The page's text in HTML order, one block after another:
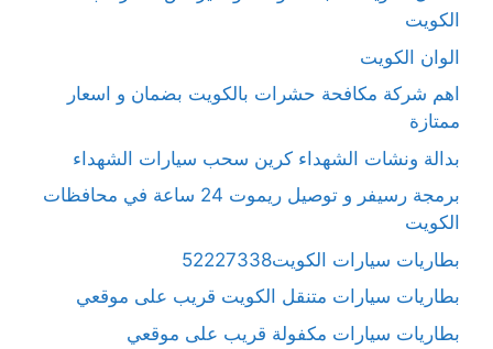
الكويت
الوان الكويت
اهم شركة مكافحة حشرات بالكويت بضمان و اسعار
ممتازة
بدالة ونشات الشهداء كرين سحب سيارات الشهداء
برمجة رسيفر و توصيل ريموت 24 ساعة في محافظات
الكويت
بطاريات سيارات الكويت52227338
بطاريات سيارات متنقل الكويت قريب على موقعي
بطاريات سيارات مكفولة قريب على موقعي